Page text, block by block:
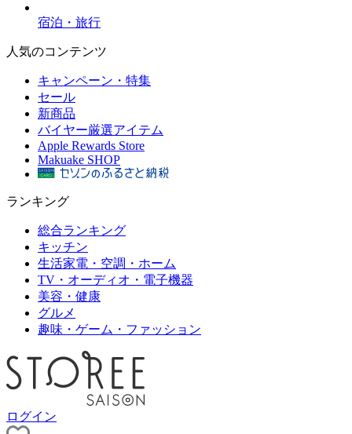
宿泊・旅行
人気のコンテンツ
キャンペーン・特集
セール
新商品
バイヤー厳選アイテム
Apple Rewards Store
Makuake SHOP
ランキング
総合ランキング
キッチン
生活家電・空調・ホーム
TV・オーディオ・電子機器
美容・健康
グルメ
趣味・ゲーム・ファッション
ログイン